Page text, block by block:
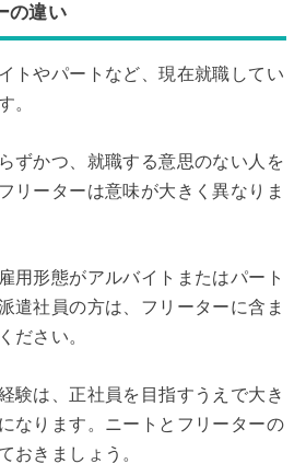
の違い
トやパートなど、現在就職してい
。
ずかつ、就職する意思のない人を
リーターは意味が大きく異なりま
用形態がアルバイトまたはパート
遣社員の方は、フリーターに含ま
ださい。
験は、正社員を目指すうえで大き
なります。ニートとフリーターの
おきましょう。